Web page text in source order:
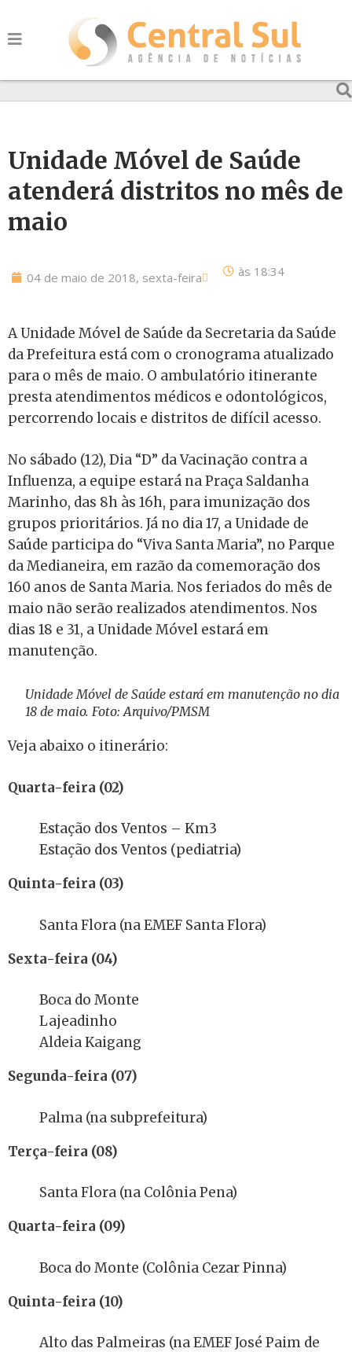
Unidade Móvel de Saúde
atenderá distritos no mês de
maio
04 de maio de 2018, sexta-feira às 18:34
A Unidade Móvel de Saúde da Secretaria da Saúde
da Prefeitura está com o cronograma atualizado
para o mês de maio. O ambulatório itinerante
presta atendimentos médicos e odontológicos,
percorrendo locais e distritos de difícil acesso.
No sábado (12), Dia “D” da Vacinação contra a
Influenza, a equipe estará na Praça Saldanha
Marinho, das 8h às 16h, para imunização dos
grupos prioritários. Já no dia 17, a Unidade de
Saúde participa do “Viva Santa Maria”, no Parque
da Medianeira, em razão da comemoração dos
160 anos de Santa Maria. Nos feriados do mês de
maio não serão realizados atendimentos. Nos
dias 18 e 31, a Unidade Móvel estará em
manutenção.
Unidade Móvel de Saúde estará em manutenção no dia
18 de maio. Foto: Arquivo/PMSM
Veja abaixo o itinerário:
Quarta-feira (02)
Estação dos Ventos – Km3
Estação dos Ventos (pediatria)
Quinta-feira (03)
Santa Flora (na EMEF Santa Flora)
Sexta-feira (04)
Boca do Monte
Lajeadinho
Aldeia Kaigang
Segunda-feira (07)
Palma (na subprefeitura)
Terça-feira (08)
Santa Flora (na Colônia Pena)
Quarta-feira (09)
Boca do Monte (Colônia Cezar Pinna)
Quinta-feira (10)
Alto das Palmeiras (na EMEF José Paim de